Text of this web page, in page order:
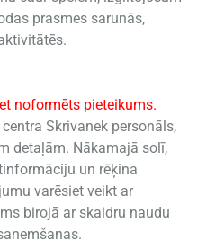
prasmes sarunās,
noformēts pieteikums.
Skrivanek personāls,
detaļām. Nākamajā solī,
un rēķina
varēsiet veikt ar
birojā ar skaidru naudu